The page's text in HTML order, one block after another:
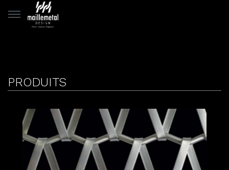
Panneau de gestion des cookies
PRODUITS